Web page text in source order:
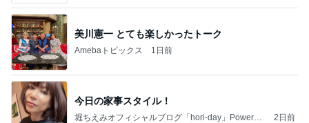
美川憲一 とても楽しかったトーク
Amebaトピックス 1日前
今日の家事スタイル！
堀ちえみオフィシャルブログ「hori-day」Powered
2日前